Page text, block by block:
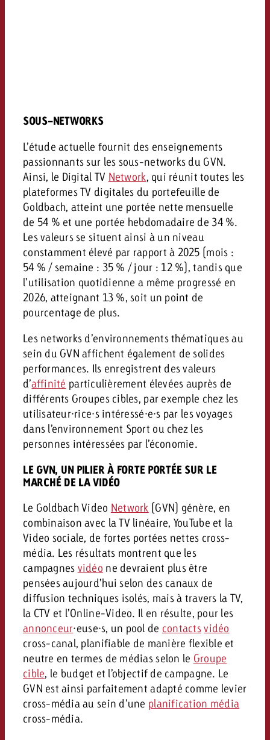
SOUS-NETWORKS
L’étude actuelle fournit des enseignements
passionnants sur les sous-networks du GVN.
Ainsi, le Digital TV Network, qui réunit toutes les
plateformes TV digitales du portefeuille de
Goldbach, atteint une portée nette mensuelle
de 54 % et une portée hebdomadaire de 34 %.
Les valeurs se situent ainsi à un niveau
constamment élevé par rapport à 2025 (mois :
54 % / semaine : 35 % / jour : 12 %), tandis que
l’utilisation quotidienne a même progressé en
2026, atteignant 13 %, soit un point de
pourcentage de plus.
Les networks d’environnements thématiques au
sein du GVN affichent également de solides
performances. Ils enregistrent des valeurs
d’affinité particulièrement élevées auprès de
différents Groupes cibles, par exemple chez les
utilisateur·rice·s intéressé·e·s par les voyages
dans l’environnement Sport ou chez les
personnes intéressées par l’économie.
LE GVN, UN PILIER À FORTE PORTÉE SUR LE
MARCHÉ DE LA VIDÉO
Le Goldbach Video Network (GVN) génère, en
combinaison avec la TV linéaire, YouTube et la
Video sociale, de fortes portées nettes cross-
média. Les résultats montrent que les
campagnes vidéo ne devraient plus être
pensées aujourd’hui selon des canaux de
diffusion techniques isolés, mais à travers la TV,
la CTV et l’Online-Video. Il en résulte, pour les
annonceur·euse·s, un pool de contactsvidéo
cross-canal, planifiable de manière flexible et
neutre en termes de médias selon le Groupe
cible, le budget et l’objectif de campagne. Le
GVN est ainsi parfaitement adapté comme levier
cross-média au sein d’une planification média
cross-média.